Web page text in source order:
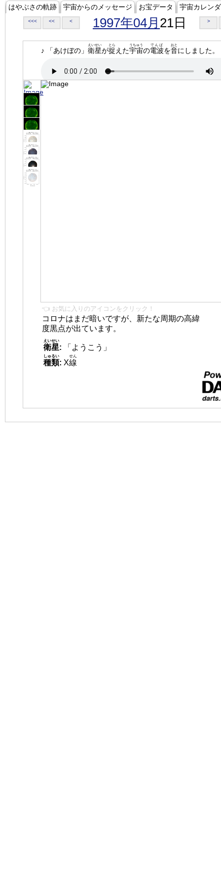
はやぶさの軌跡 宇宙からのメッセージ お宝データ 宇宙カレン
<<< << < 1997年04月 21日 >
♪ 「あけぼの」 衛星
えいせい
が捉
とら
えた宇宙
うちゅう
の電波
でんぱ
を音
おと
にしました。
👈 お気に入りのアイコンをクリック！
コロナはまだ暗いですが、新たな周期の高緯
度黒点が出ています。
衛星
えいせい
:
「ようこう」
種類
しゅるい
: X線
せん